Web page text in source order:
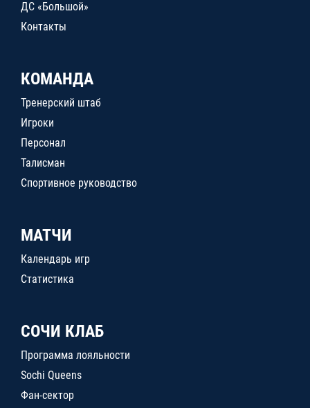
ДС «Большой»
Контакты
КОМАНДА
Тренерский штаб
Игроки
Персонал
Талисман
Спортивное руководство
МАТЧИ
Календарь игр
Статистика
СОЧИ КЛАБ
Программа лояльности
Sochi Queens
Фан-сектор